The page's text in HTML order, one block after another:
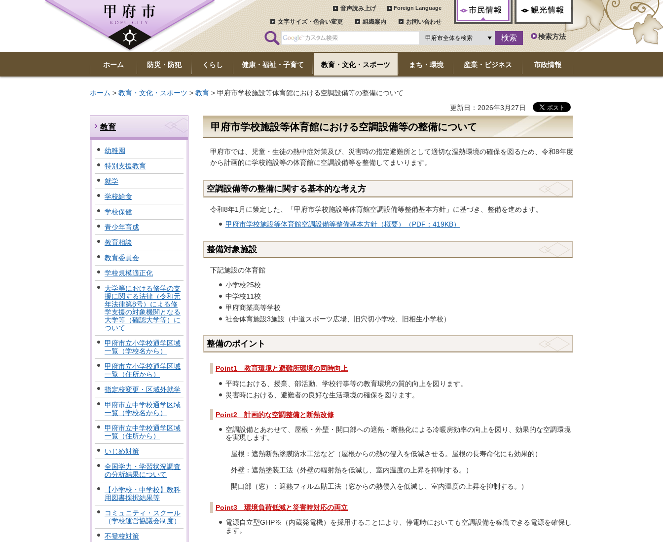
音声読み上げ Foreign Language
文字サイズ・色合い変更 組織案内 お問い合わせ
検索方法
ホーム 防災・防犯 くらし 健康・福祉・子育て 教育・文化・スポーツ まち・環境 産業・ビジネス 市政情報
ホーム > 教育・文化・スポーツ > 教育 > 甲府市学校施設等体育館における空調設備等の整備について
更新日：2026年3月27日
教育
幼稚園
特別支援教育
就学
学校給食
学校保健
青少年育成
教育相談
教育委員会
学校規模適正化
大学等における修学の支
援に関する法律（令和元
年法律第8号）による修
学支援の対象機関となる
大学等（確認大学等）に
ついて
甲府市立小学校通学区域
一覧（学校名から）
甲府市立小学校通学区域
一覧（住所から）
指定校変更・区域外就学
甲府市立中学校通学区域
一覧（学校名から）
甲府市立中学校通学区域
一覧（住所から）
いじめ対策
全国学力・学習状況調査
の分析結果について
【小学校・中学校】教科
用図書採択結果等
コミュニティ・スクール
（学校運営協議会制度）
不登校対策
甲府市学校施設等体育館における空調設備等の整備について
甲府市では、児童・生徒の熱中症対策及び、災害時の指定避難所として適切な温熱環境の確保を図るため、令和8年度
から計画的に学校施設等の体育館に空調設備等を整備してまいります。
空調設備等の整備に関する基本的な考え方
令和8年1月に策定した、「甲府市学校施設等体育館空調設備等整備基本方針」に基づき、整備を進めます。
甲府市学校施設等体育館空調設備等整備基本方針（概要）（PDF：419KB）
整備対象施設
下記施設の体育館
小学校25校
中学校11校
甲府商業高等学校
社会体育施設3施設（中道スポーツ広場、旧穴切小学校、旧相生小学校）
整備のポイント
Point1 教育環境と避難所環境の同時向上
平時における、授業、部活動、学校行事等の教育環境の質的向上を図ります。
災害時における、避難者の良好な生活環境の確保を図ります。
Point2 計画的な空調整備と断熱改修
空調設備とあわせて、屋根・外壁・開口部への遮熱・断熱化による冷暖房効率の向上を図り、効果的な空調環境
を実現します。
屋根：遮熱断熱塗膜防水工法など（屋根からの熱の侵入を低減させる。屋根の長寿命化にも効果的）
外壁：遮熱塗装工法（外壁の輻射熱を低減し、室内温度の上昇を抑制する。）
開口部（窓）：遮熱フィルム貼工法（窓からの熱侵入を低減し、室内温度の上昇を抑制する。）
Point3 環境負荷低減と災害時対応の両立
電源自立型GHP※（内蔵発電機）を採用することにより、停電時においても空調設備を稼働できる電源を確保し
ます。